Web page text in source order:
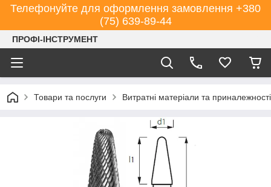
Телефонуйте для оформлення замовлення +380
(75) 639-89-44
ПРОФІ-ІНСТРУМЕНТ
Товари та послуги Витратні матеріали та